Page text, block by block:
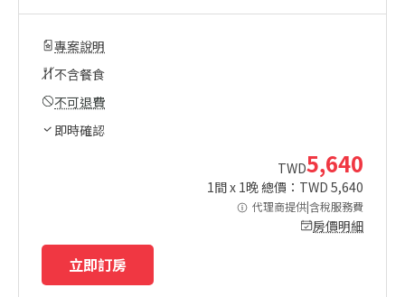
專案說明
不含餐食
不可退費
即時確認
TWD5,640
1間 x 1晚 總價：TWD 5,640
代理商提供|含稅服務費
房價明細
立即訂房